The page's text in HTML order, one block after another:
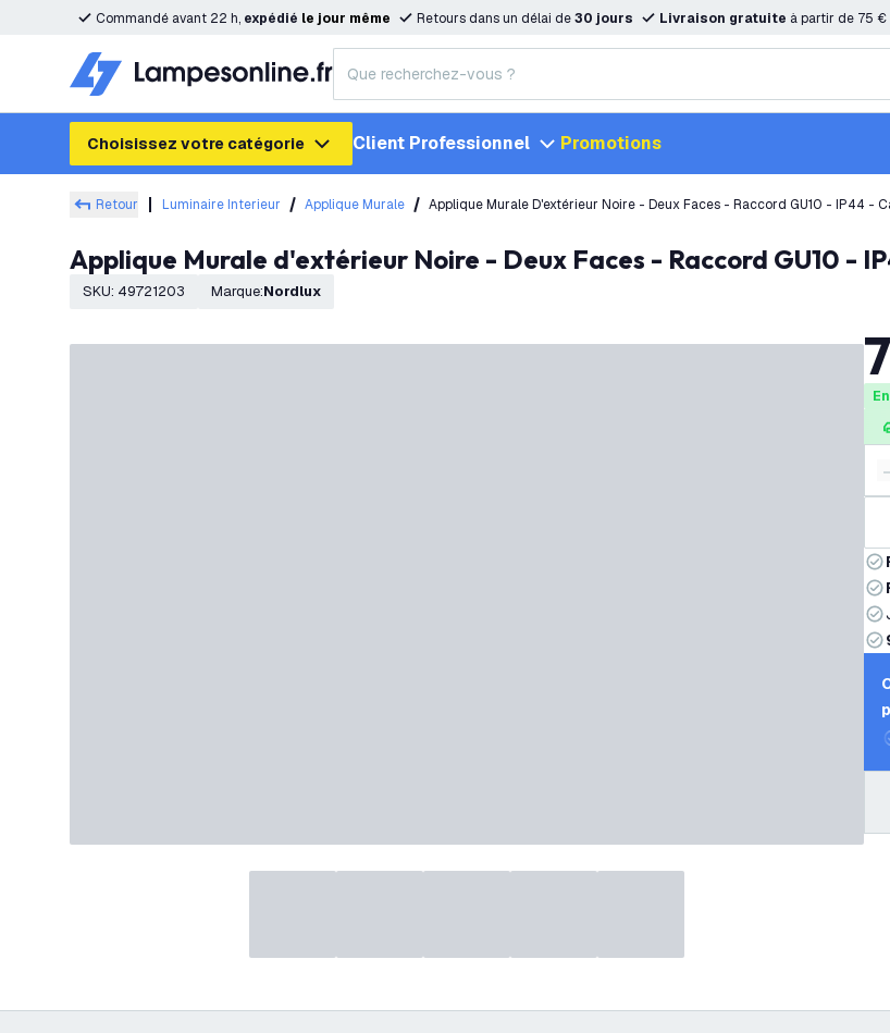
Commandé avant 22 h, expédié le jour même Retours dans un délai de30 jours Livraison gratuite à partir de 75 €
Choisissez votre catégorie Client Professionnel Promotions
Retour Luminaire Interieur Applique Murale Applique Murale D'extérieur Noire - Deux Faces - Raccord GU10 - IP44 -
Applique Murale d'extérieur Noire - Deux Faces - Raccord GU10 -
SKU: 49721203 Marque: Nordlux